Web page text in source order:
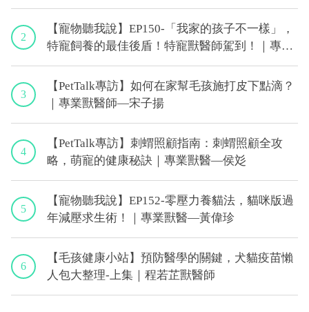
2
【寵物聽我說】EP150-「我家的孩子不一樣」，
特寵飼養的最佳後盾！特寵獸醫師駕到！｜專業
獸醫—侯彣
3
【PetTalk專訪】如何在家幫毛孩施打皮下點滴？
｜專業獸醫師—宋子揚
4
【PetTalk專訪】刺蝟照顧指南：刺蝟照顧全攻
略，萌寵的健康秘訣｜專業獸醫—侯彣
5
【寵物聽我說】EP152-零壓力養貓法，貓咪版過
年減壓求生術！｜專業獸醫—黃偉珍
6
【毛孩健康小站】預防醫學的關鍵，犬貓疫苗懶
人包大整理-上集｜程若芷獸醫師